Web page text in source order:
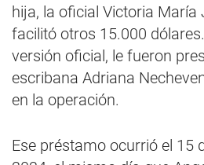
hija, la oficial Victoria María
facilitó otros 15.000
versión oficial, le fueron
escribana Adriana
en la operación.
Ese préstamo ocurrió el 15